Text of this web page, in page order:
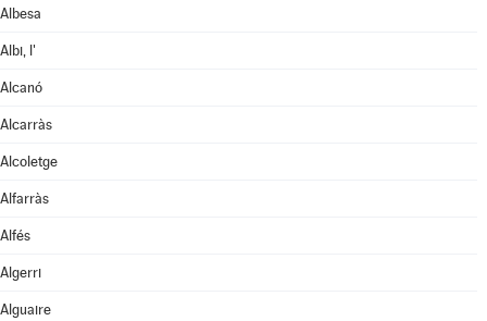
Albesa
Albi, l'
Alcanó
Alcarràs
Alcoletge
Alfarràs
Alfés
Algerri
Alguaire